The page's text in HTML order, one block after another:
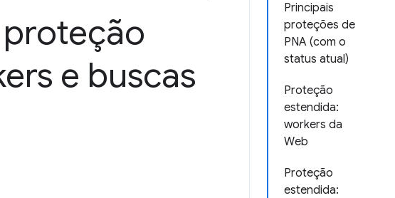
Principais
proteções de
PNA (com o
status atual)
Proteção
estendida:
workers da
Web
Proteção
estendida:
e buscas